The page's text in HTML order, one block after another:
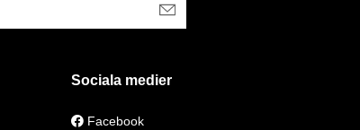
Sociala medier
Facebook